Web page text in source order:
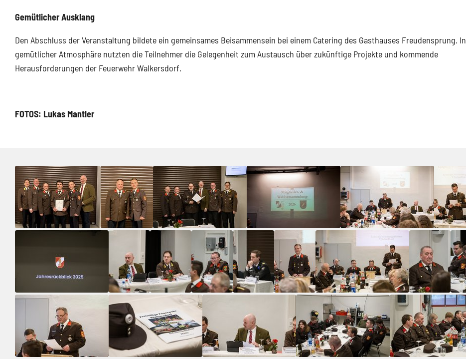
Gemütlicher Ausklang
Den Abschluss der Veranstaltung bildete ein gemeinsames Beisammensein bei einem Catering des Gasthauses Freudensprung. In
gemütlicher Atmosphäre nutzten die Teilnehmer die Gelegenheit zum Austausch über zukünftige Projekte und kommende
Herausforderungen der Feuerwehr Walkersdorf.
FOTOS: Lukas Mantler